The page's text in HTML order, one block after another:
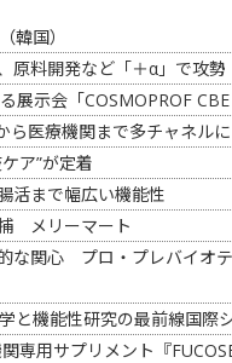
韓国）
原料開発など「＋α」で攻勢
展示会「COSMOPROF
ら医療機関まで多チャネルに
ア”が定着
活まで幅広い機能性
メリーマート
な関心 プロ・プレバイオ
と機能性研究の最前線国際
専用サプリメント『